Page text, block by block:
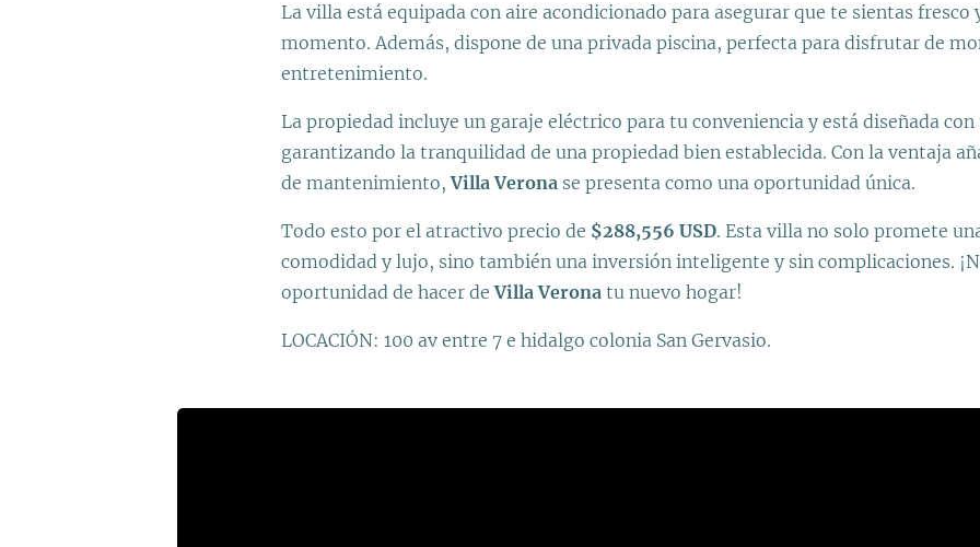
La villa está equipada con aire acondicionado para asegurar que te sientas fresco
momento. Además, dispone de una privada piscina, perfecta para disfrutar de
entretenimiento.
La propiedad incluye un garaje eléctrico para tu conveniencia y está diseñada
garantizando la tranquilidad de una propiedad bien establecida. Con la ventaja
de mantenimiento,Villa Verona se presenta como una oportunidad única.
Todo esto por el atractivo precio de $288,556 USD. Esta villa no solo promete
comodidad y lujo, sino también una inversión inteligente y sin complicaciones.
oportunidad de hacer deVilla Verona tu nuevo hogar!
LOCACIÓN: 100 av entre 7 e hidalgo colonia San Gervasio.